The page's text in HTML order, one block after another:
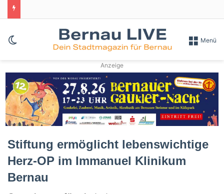
Skin umschalten Menü
Anzeige
Stiftung ermöglicht lebenswichtige
Herz-OP im Immanuel Klinikum
Bernau